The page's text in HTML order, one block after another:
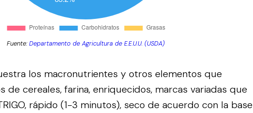
Fuente:Departamento de Agricultura de E.E.U.U. (USDA)
los macronutrientes y otros elementos que
de cereales, farina, enriquecidos, marcas variadas que
rápido (1-3 minutos), seco de acuerdo con la base